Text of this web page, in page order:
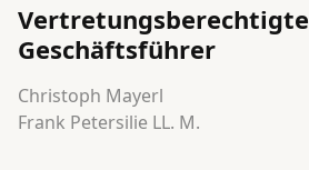
Vertretungsberechtigte
Geschäftsführer
Christoph Mayerl
Frank Petersilie LL. M.